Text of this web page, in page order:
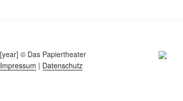
[year] © Das Papiertheater
Impressum | Datenschutz